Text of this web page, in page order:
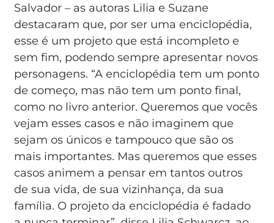
Salvador – as autoras Lilia e Suzane
destacaram que, por ser uma enciclopédia,
esse é um projeto que está incompleto e
sem fim, podendo sempre apresentar novos
personagens. “A enciclopédia tem um ponto
de começo, mas não tem um ponto final,
como no livro anterior. Queremos que vocês
vejam esses casos e não imaginem que
sejam os únicos e tampouco que são os
mais importantes. Mas queremos que esses
casos animem a pensar em tantos outros
de sua vida, de sua vizinhança, da sua
família. O projeto da enciclopédia é fadado